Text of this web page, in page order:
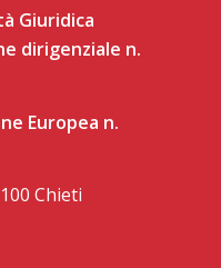
Giuridica
dirigenziale n.
Europea n.
Chieti